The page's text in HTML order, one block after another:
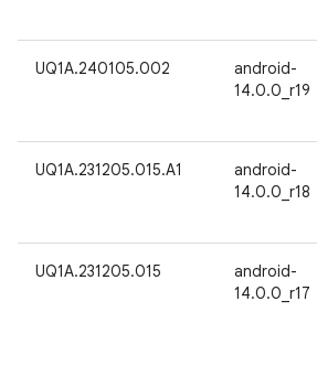
UQ1A.240105.002
android-
14.0.0_r19
UQ1A.231205.015.A1
android-
14.0.0_r18
UQ1A.231205.015
android-
14.0.0_r17